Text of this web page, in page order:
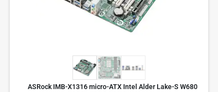
ASRock IMB-X1316 micro-ATX Intel Alder Lake-S W680